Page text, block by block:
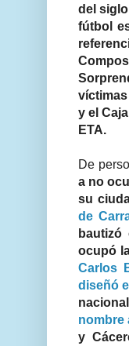
del
fútbol
y el
ETA.
De
a no
su
de
ocupó
Carlos
diseñó
nombre
y